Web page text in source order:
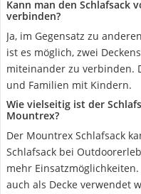
Kann man den Schlafsack
verbinden?
Ja, im Gegensatz zu
ist es möglich, zwei
miteinander zu verbinden.
und Familien mit Kindern.
Wie vielseitig ist der
Mountrex?
Der Mountrex Schlafsack
Schlafsack bei
mehr
auch als Decke verwendet